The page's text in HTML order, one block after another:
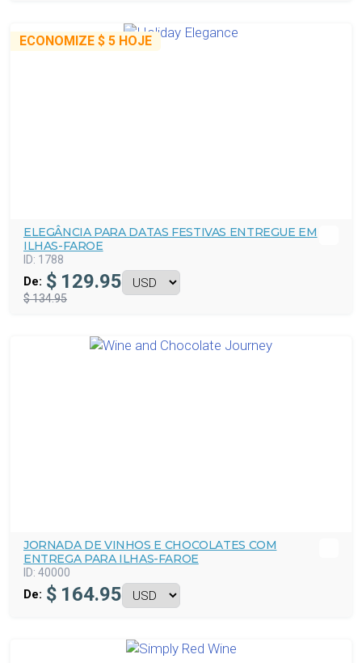
ECONOMIZE $ 5 HOJE
ELEGÂNCIA PARA DATAS FESTIVAS ENTREGUE EM
ILHAS-FAROE
ID: 1788
De: $ 129.95
$ 134.95
JORNADA DE VINHOS E CHOCOLATES COM
ENTREGA PARA ILHAS-FAROE
ID: 40000
De: $ 164.95